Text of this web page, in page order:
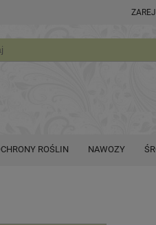
ROŚLIN NAWOZY